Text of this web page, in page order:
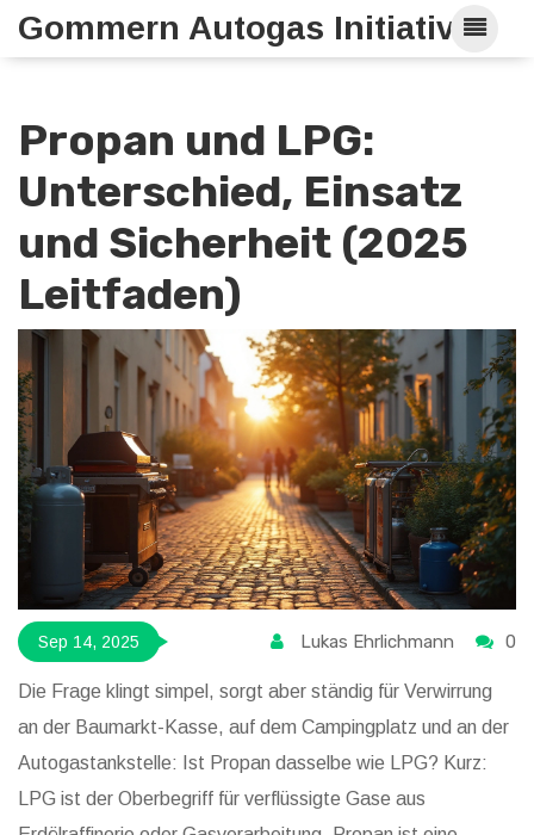
Gommern Autogas Initiative
Propan und LPG:
Unterschied, Einsatz
und Sicherheit (2025
Leitfaden)
Sep 14, 2025 Lukas Ehrlichmann 0
Die Frage klingt simpel, sorgt aber ständig für Verwirrung
an der Baumarkt-Kasse, auf dem Campingplatz und an der
Autogastankstelle: Ist Propan dasselbe wie LPG? Kurz:
LPG ist der Oberbegriff für verflüssigte Gase aus